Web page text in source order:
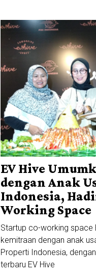
EV Hive
dengan Anak
Indonesia,
Working Space
Startup co-working space
kemitraan dengan anak
Properti Indonesia,
terbaru EV Hive